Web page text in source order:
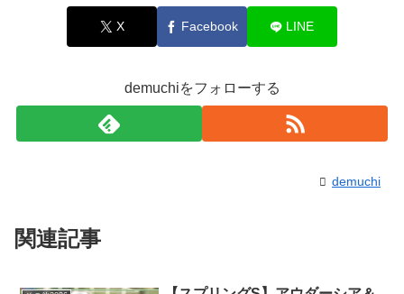
X Facebook LINE
demuchiをフォローする
demuchi
関連記事